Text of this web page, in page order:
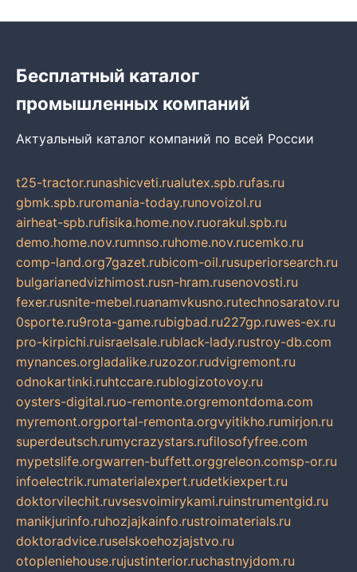
Бесплатный каталог
промышленных компаний
Актуальный каталог компаний по всей России
t25-tractor.runashicveti.rualutex.spb.rufas.ru
gbmk.spb.ruromania-today.runovoizol.ru
airheat-spb.rufisika.home.nov.ruorakul.spb.ru
demo.home.nov.rumnso.ruhome.nov.rucemko.ru
comp-land.org7gazet.rubicom-oil.rusuperiorsearch.ru
bulgarianedvizhimost.rusn-hram.rusenovosti.ru
fexer.rusnite-mebel.ruanamvkusno.rutechnosaratov.ru
0sporte.ru9rota-game.rubigbad.ru227gp.ruwes-ex.ru
pro-kirpichi.ruisraelsale.rublack-lady.rustroy-db.com
mynances.orgladalike.ruzozor.rudvigremont.ru
odnokartinki.ruhtccare.rublogizotovoy.ru
oysters-digital.ruo-remonte.orgremontdoma.com
myremont.orgportal-remonta.orgvyitikho.rumirjon.ru
superdeutsch.rumycrazystars.rufilosofyfree.com
mypetslife.orgwarren-buffett.orggreleon.comsp-or.ru
infoelectrik.rumaterialexpert.rudetkiexpert.ru
doktorvilechit.ruvsesvoimirykami.ruinstrumentgid.ru
manikjurinfo.ruhozjajkainfo.rustroimaterials.ru
doktoradvice.ruselskoehozjajstvo.ru
otopleniehouse.rujustinterior.ruchastnyjdom.ru